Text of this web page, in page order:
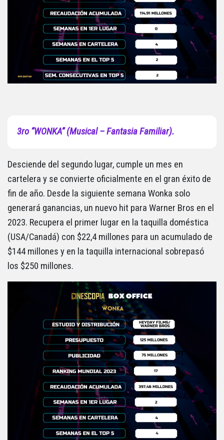
3ro “WONKA” (Musical – Fantasia Familiar).
Desciende del segundo lugar, cumple un mes en
cartelera y se convierte oficialmente en el gran éxito de
fin de año. Desde la siguiente semana Wonka solo
generará ganancias, un nuevo hit para Warner Bros en el
2023. Recupera el primer lugar en la taquilla doméstica
(USA/Canadá) con $22,4 millones para un acumulado de
$144 millones y en la taquilla internacional sobrepasó
los $250 millones.